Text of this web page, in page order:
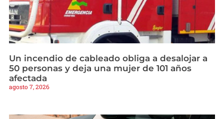
Un incendio de cableado obliga a desalojar a
50 personas y deja una mujer de 101 años
afectada
agosto 7, 2026